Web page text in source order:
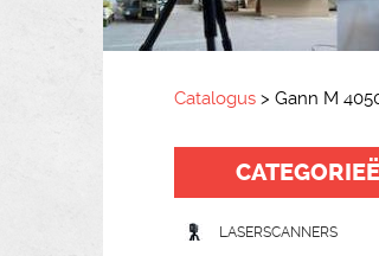
Catalogus > Gann M
LASERSCANNERS